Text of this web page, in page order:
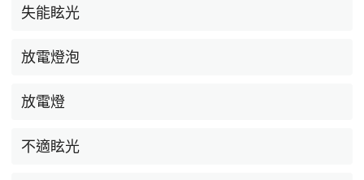
失能眩光
放電燈泡
放電燈
不適眩光